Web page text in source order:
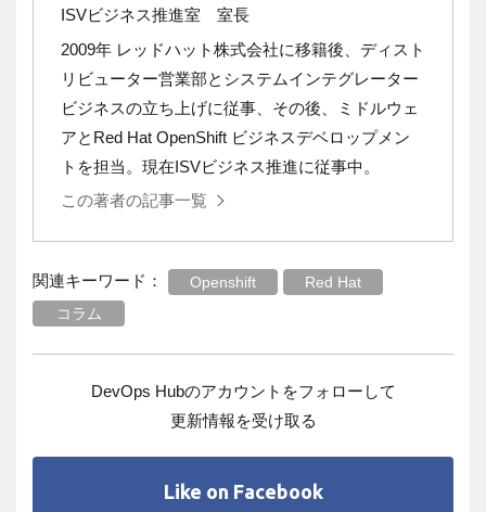
ISVビジネス推進室 室長
2009年 レッドハット株式会社に移籍後、ディスト
リビューター営業部とシステムインテグレーター
ビジネスの立ち上げに従事、その後、ミドルウェ
アとRed Hat OpenShift ビジネスデベロップメン
トを担当。現在ISVビジネス推進に従事中。
この著者の記事一覧
関連キーワード： Openshift
Red Hat
コラム
DevOps Hubのアカウントをフォローして
更新情報を受け取る
Like on Facebook